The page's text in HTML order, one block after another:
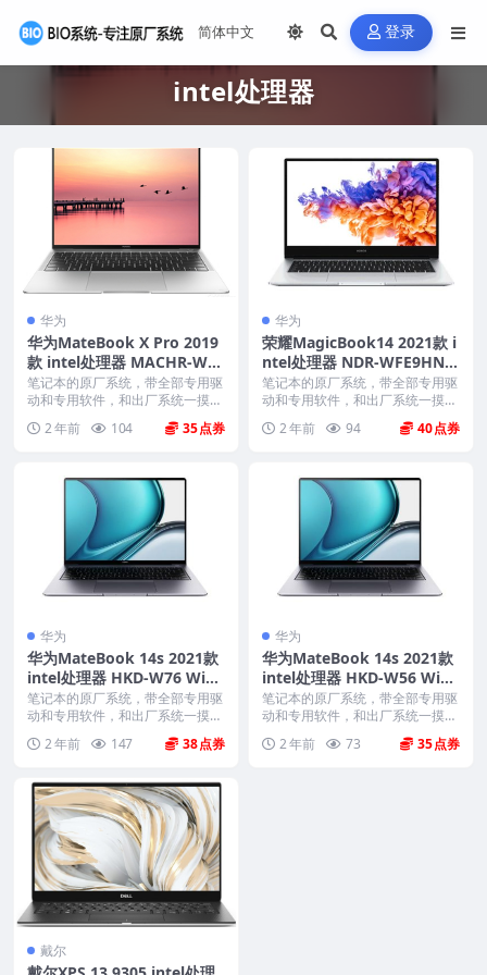
登录
intel处理器
华为
华为MateBook X Pro 2019
款 intel处理器 MACHR-W19
Win10家庭版 原厂oem系统
笔记本的原厂系统，带全部专用驱
动和专用软件，和出厂系统一摸一
2 年前 104 35
华为
荣耀MagicBook14 2021款 i
ntel处理器 NDR-WFE9HN
Win10-20H2家庭版 原厂oe
m系统
笔记本的原厂系统，带全部专用驱
动和专用软件，和出厂系统一摸一
2 年前 94 40
华为
华为MateBook 14s 2021款
intel处理器 HKD-W76 Win1
0家庭版 原厂oem系统
笔记本的原厂系统，带全部专用驱
动和专用软件，和出厂系统一摸一
2 年前 147 38
华为
华为MateBook 14s 2021款
intel处理器 HKD-W56 Win1
0家庭版 原厂oem系统
笔记本的原厂系统，带全部专用驱
动和专用软件，和出厂系统一摸一
2 年前 73 35
戴尔